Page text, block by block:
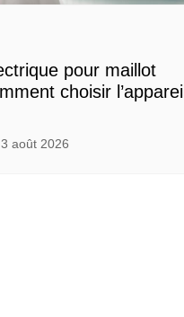
pour maillot
choisir l’appareil
3 août 2026